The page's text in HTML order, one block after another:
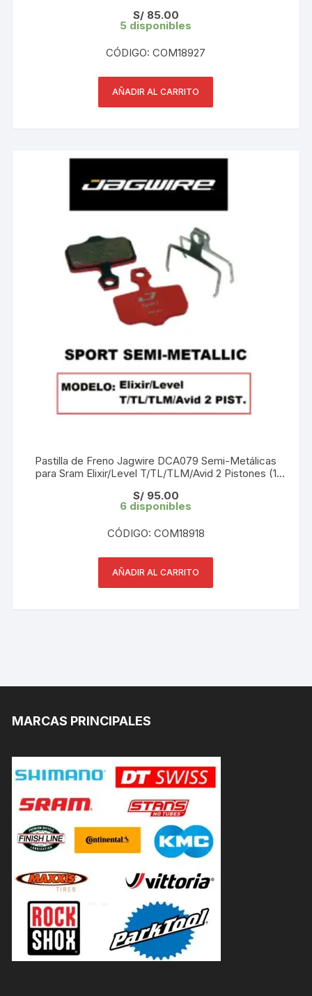
S/85.00
5 disponibles
CÓDIGO: COM18927
AÑADIR AL CARRITO
Pastilla de Freno Jagwire DCA079 Semi-Metálicas
para Sram Elixir/Level T/TL/TLM/Avid 2 Pistones (1
S/95.00
6 disponibles
CÓDIGO: COM18918
AÑADIR AL CARRITO
MARCAS PRINCIPALES